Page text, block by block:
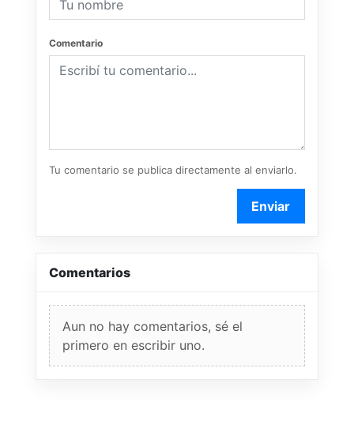
Comentario
Tu comentario se publica directamente al enviarlo.
Enviar
Comentarios
Aun no hay comentarios, sé el
primero en escribir uno.